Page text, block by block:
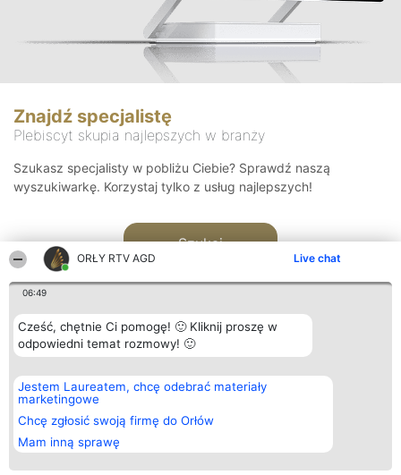
ORŁY RTV AGD Live chat
06:49
Cześć, chętnie Ci pomogę! 🙂 Kliknij proszę w
odpowiedni temat rozmowy! 🙂
Jestem Laureatem, chcę odebrać materiały
marketingowe
Chcę zgłosić swoją firmę do Orłów
Mam inną sprawę
Znajdź specjalistę
Plebiscyt skupia najlepszych w branży
Szukasz specjalisty w pobliżu Ciebie? Sprawdź naszą
wyszukiwarkę. Korzystaj tylko z usług najlepszych!
Szukaj
Organizator plebiscytu
Bright Side Solutions sp. z o.
o. sp. k.
ul. Ruska 22
Wrocław 50-079
KRS 0000749100 | Regon
381313360 | NIP 8943132676
Plebiscyt
Laureaci
wszystkich
Laureatów
Regulamin
Kontakt
Kontakt